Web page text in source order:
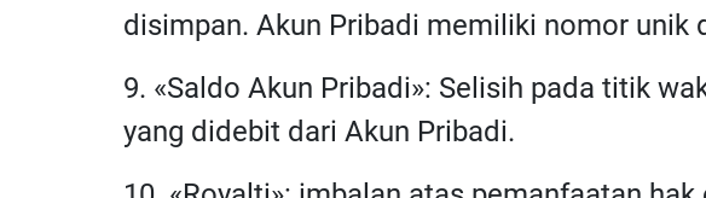
disimpan. Akun Pribadi memiliki nomor unik
9. «Saldo Akun Pribadi»: Selisih pada titik
yang didebit dari Akun Pribadi.